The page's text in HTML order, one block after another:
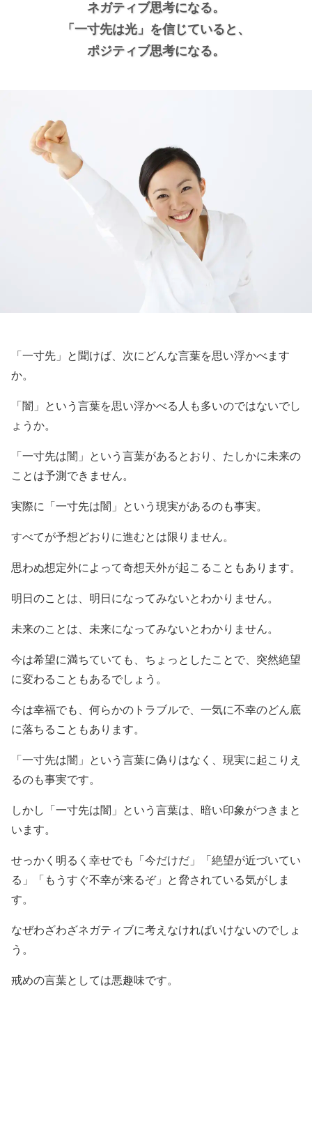
ネガティブ思考になる。
「一寸先は光」を信じていると、
ポジティブ思考になる。
「一寸先」と聞けば、次にどんな言葉を思い浮かべます
か。
「闇」という言葉を思い浮かべる人も多いのではないでし
ょうか。
「一寸先は闇」という言葉があるとおり、たしかに未来の
ことは予測できません。
実際に「一寸先は闇」という現実があるのも事実。
すべてが予想どおりに進むとは限りません。
思わぬ想定外によって奇想天外が起こることもあります。
明日のことは、明日になってみないとわかりません。
未来のことは、未来になってみないとわかりません。
今は希望に満ちていても、ちょっとしたことで、突然絶望
に変わることもあるでしょう。
今は幸福でも、何らかのトラブルで、一気に不幸のどん底
に落ちることもあります。
「一寸先は闇」という言葉に偽りはなく、現実に起こりえ
るのも事実です。
しかし「一寸先は闇」という言葉は、暗い印象がつきまと
います。
せっかく明るく幸せでも「今だけだ」「絶望が近づいてい
る」「もうすぐ不幸が来るぞ」と脅されている気がしま
す。
なぜわざわざネガティブに考えなければいけないのでしょ
う。
戒めの言葉としては悪趣味です。